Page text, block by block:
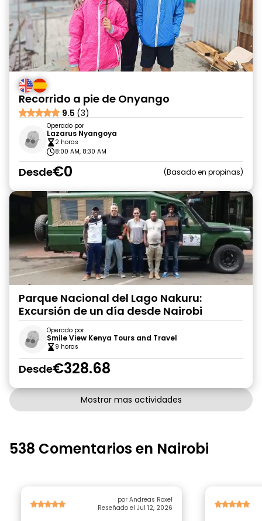
Recorrido a pie de Onyango
9.5 (3)
Operado por
Lazarus Nyangoya
2 horas
8:00 AM, 8:30 AM
Desde€0 Basado en propinas
Parque Nacional del Lago Nakuru:
Excursión de un día desde Nairobi
Operado por
Smile View Kenya Tours and Travel
9 horas
Desde€328.68
Mostrar mas actividades
538 Comentarios en Nairobi
por Andreas Roxel
Reseñado el Jul 12, 2026